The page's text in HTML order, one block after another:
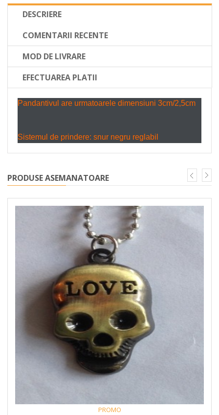
DESCRIERE
COMENTARII RECENTE
MOD DE LIVRARE
EFECTUAREA PLATII
Pandantivul are urmatoarele dimensiuni 3cm/2,5cm
Sistemul de prindere: snur negru reglabil
PRODUSE ASEMANATOARE
PROMO